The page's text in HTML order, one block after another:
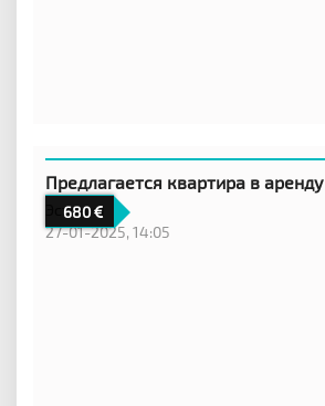
680
Предлагается квартира в аренду
Эстония
27-01-2025, 14:05